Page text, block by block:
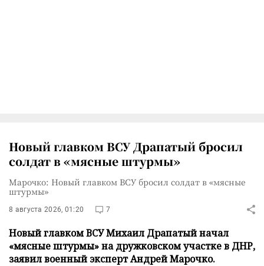
Новый главком ВСУ Драпатый бросил
солдат в «мясные штурмы»
Марочко: Новый главком ВСУ бросил солдат в «мясные
штурмы»
8 августа 2026, 01:20 7
Новый главком ВСУ Михаил Драпатый начал
«мясные штурмы» на дружковском участке в ДНР,
заявил военный эксперт Андрей Марочко.